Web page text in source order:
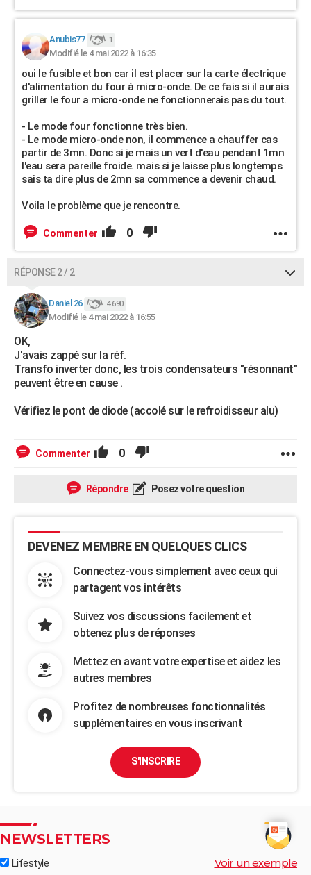
Anubis77 1
Modifié le 4 mai 2022 à 16:35
oui le fusible et bon car il est placer sur la carte électrique
d'alimentation du four à micro-onde. De ce fais si il aurais
griller le four a micro-onde ne fonctionnerais pas du tout.
- Le mode four fonctionne très bien.
- Le mode micro-onde non, il commence a chauffer cas
partir de 3mn. Donc si je mais un vert d'eau pendant 1mn
l'eau sera pareille froide. mais si je laisse plus longtemps
sais ta dire plus de 2mn sa commence a devenir chaud.
Voila le problème que je rencontre.
Commenter 0
RÉPONSE 2 / 2
Daniel 26 4 690
Modifié le 4 mai 2022 à 16:55
OK,
J'avais zappé sur la réf.
Transfo inverter donc, les trois condensateurs "résonnant"
peuvent être en cause .
Vérifiez le pont de diode (accolé sur le refroidisseur alu)
Commenter 0
Répondre Posez votre question
DEVENEZ MEMBRE EN QUELQUES CLICS
Connectez-vous simplement avec ceux qui
partagent vos intérêts
Suivez vos discussions facilement et
obtenez plus de réponses
Mettez en avant votre expertise et aidez les
autres membres
Profitez de nombreuses fonctionnalités
supplémentaires en vous inscrivant
S'INSCRIRE
NEWSLETTERS
Lifestyle Voir un exemple